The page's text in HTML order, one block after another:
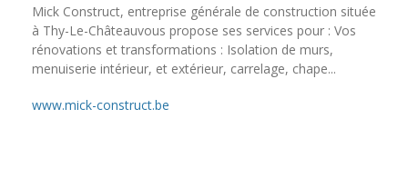
Mick Construct, entreprise générale de construction située
à Thy-Le-Châteauvous propose ses services pour : Vos
rénovations et transformations : Isolation de murs,
menuiserie intérieur, et extérieur, carrelage, chape...
www.mick-construct.be